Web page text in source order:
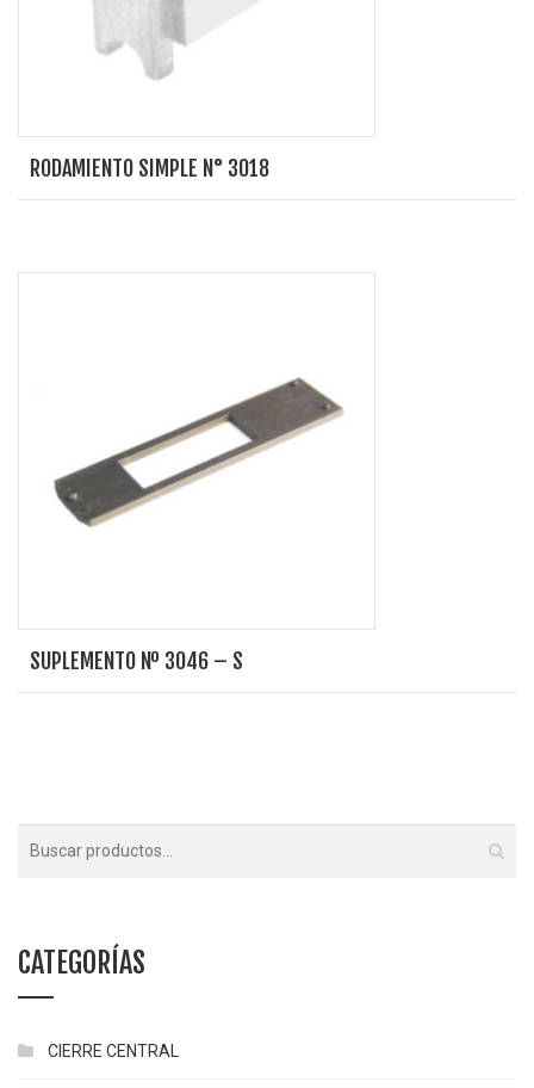
RODAMIENTO SIMPLE N° 3018
SUPLEMENTO Nº 3046 – S
CATEGORÍAS
CIERRE CENTRAL